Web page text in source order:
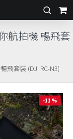
飛套裝 (DJI RC-N3)
航拍機 暢飛套
-11 %